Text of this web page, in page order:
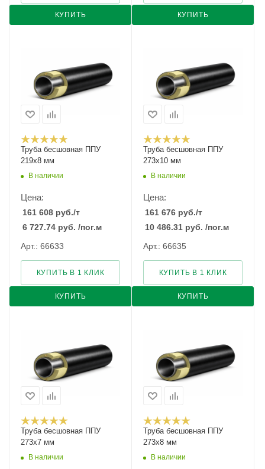
КУПИТЬ КУПИТЬ
Труба бесшовная ППУ
219х8 мм
В наличии
Цена:
161 608 руб./т
6 727.74 руб. /пог.м
Арт.: 66633
КУПИТЬ
КУПИТЬ В 1 КЛИК
Труба бесшовная ППУ
273х10 мм
В наличии
Цена:
161 676 руб./т
10 486.31 руб. /пог.м
Арт.: 66635
КУПИТЬ
КУПИТЬ В 1 КЛИК
Труба бесшовная ППУ
273х7 мм
В наличии
Труба бесшовная ППУ
273х8 мм
В наличии